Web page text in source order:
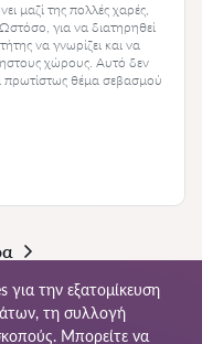
μαζί της πολλές χαρές,
για να διατηρηθεί
να γνωρίζει και να
χώρους. Αυτό δεν
πρωτίστως θέμα σεβασμού
για την εξατομίκευση
τη συλλογή
Μπορείτε να